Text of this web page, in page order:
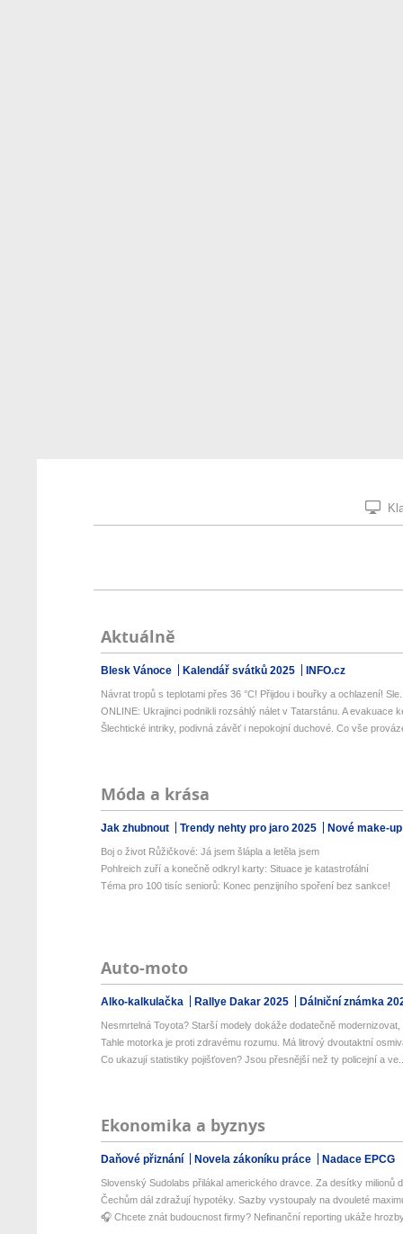
Aktuálně
Blesk Vánoce Kalendář svátků 2025 INFO.cz
Návrat tropů s teplotami přes 36 °C! Přijdou i bouřky a ochlazení!
ONLINE: Ukrajinci podnikli rozsáhlý nálet v Tatarstánu. A evakuace
Šlechtické intriky, podivná závěť i nepokojní duchové. Co vše
Móda a krása
Jak zhubnout Trendy nehty pro jaro 2025 Nové make-
Boj o život Růžičkové: Já jsem šlápla a letěla jsem
Pohlreich zuří a konečně odkryl karty: Situace je katastrofální
Téma pro 100 tisíc seniorů: Konec penzijního spoření bez sankce!
Auto-moto
Alko-kalkulačka Rallye Dakar 2025 Dálniční známka
Nesmrtelná Toyota? Starší modely dokáže dodatečně
Tahle motorka je proti zdravému rozumu. Má litrový dvoutaktní
Co ukazují statistiky pojišťoven? Jsou přesnější než ty policejní a
Ekonomika a byznys
Daňové přiznání Novela zákoníku práce Nadace EPCG
Slovenský Sudolabs přilákal amerického dravce. Za desítky milionů
Čechům dál zdražují hypotéky. Sazby vystoupaly na dvouleté
🎧 Chcete znát budoucnost firmy? Nefinanční reporting ukáže